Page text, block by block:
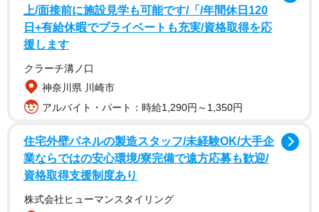
水槽で、ただ1匹きりで飼育されていたこのカニ。いつの間
にかお腹に卵をかかえたかと思ったら、ほどなく稚ガニが
わんさか…いったいどういう訳なのだろうか？
上/面接前に施設見学も可能です/「/年間休日120
日+有給休暇でプライベートも充実/資格取得を応
援します
クラーチ溝ノ口
神奈川県 川崎市
アルバイト・パート：時給1,290円～1,350円
住宅外壁パネルの製造スタッフ/未経験OK/大手企
業ならではの安心環境/寮完備で遠方応募も歓迎/
資格取得支援制度あり
株式会社ヒューマンスタイリング